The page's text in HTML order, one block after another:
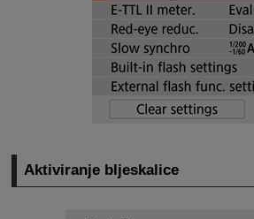
Aktiviranje bljeskalice